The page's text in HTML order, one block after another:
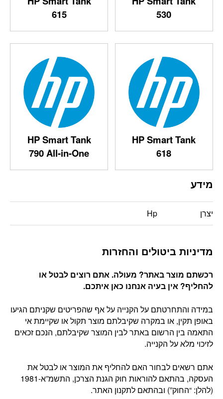
530
615
HP Smart Tank
618
HP Smart Tank
790 All-in-One
מידע
יצרן Hp
מדיניות ביטולים והחזרות
רכשתם מוצר באתר? מעולה. אתם רוצים לבטל או
להחליף? אין בעיה אנחנו כאן איתכם.
במידה והתחרטתם על הקנייה על אף שהפריטים שקניתם הגיעו
באופן תקין, או במקרה שקיבלתם מוצר תקול או שקיימת אי
התאמה בין הרשום באתר לבין המוצר שקיבלתם, הנכם זכאים
לזיכוי מלא על הקנייה.
אתם רשאים לבחור האם להחליף את המוצר או לבטל את
העסקה, בהתאם להוראות חוק הגנת הצרכן, התשמ”א-1981
(להלן: “החוק”) ובהתאם לתקנון האתר.